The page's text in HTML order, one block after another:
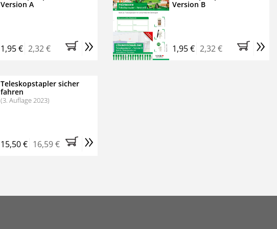
Version A
1,95 € 2,32 € »
Version B
1,95 € 2,32 € »
Teleskopstapler sicher
fahren
(3. Auflage 2023)
15,50 € 16,59 € »